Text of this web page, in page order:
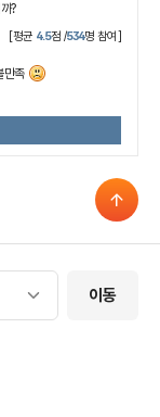
?
[평균 4.5점 /534명 참여]
만족
이동